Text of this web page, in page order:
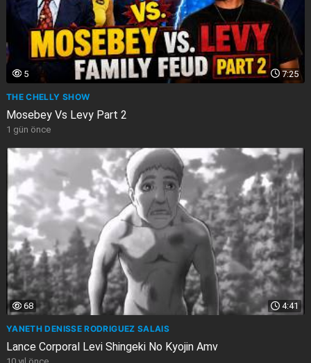
7:25
5
THE CHELLY SHOW
Mosebey Vs Levy Part 2
1 gün önce
4:41
68
YANETH DENISSE RODRIGUEZ SALAIS
Lance Corporal Levi Shingeki No Kyojin Amv